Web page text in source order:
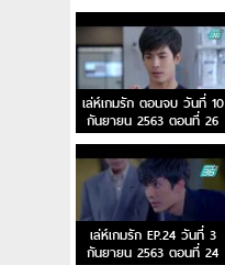
เล่ห์เกมรัก ตอนจบ วันที่ 10
กันยายน 2563 ตอนที่ 26
เล่ห์เกมรัก EP.24 วันที่ 3
กันยายน 2563 ตอนที่ 24